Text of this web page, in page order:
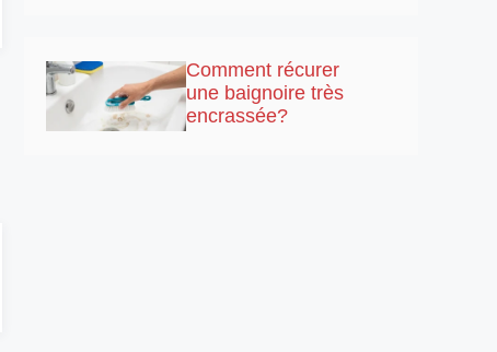
Comment récurer
une baignoire très
encrassée?